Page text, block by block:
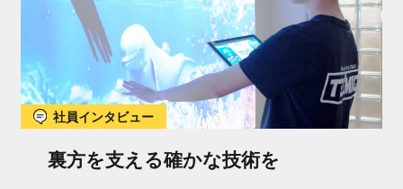
社員インタビュー
裏方を支える確かな技術を